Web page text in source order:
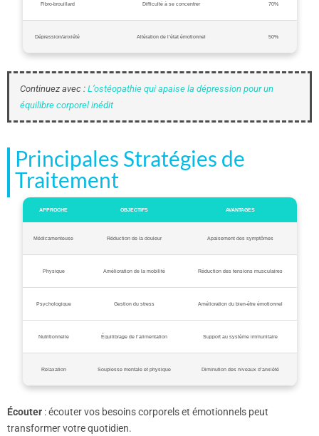
Fibro-brouillard Difficulté à se concentrer 70%
Dépression/anxiété Altération de l’état émotionnel 50%
Continuez avec : L’ostéopathie qui apaise la dépression pour un
équilibre corporel inédit
Principales Stratégies de
Traitement
APPROCHE OBJECTIFS AVANTAGES
Médicamenteuse Réduction de la douleur Apaisement des symptômes
Physique Amélioration de la mobilité Réduction des tensions musculaires
Psychologique Gestion du stress Amélioration du bien-être émotionnel
Nutritionnelle Équilibrage de l’alimentation Support au système immunitaire
Relaxation Souplesse mentale et physique Diminution des niveaux d’anxiété
Écouter : écouter vos besoins corporels et émotionnels peut
transformer votre quotidien.